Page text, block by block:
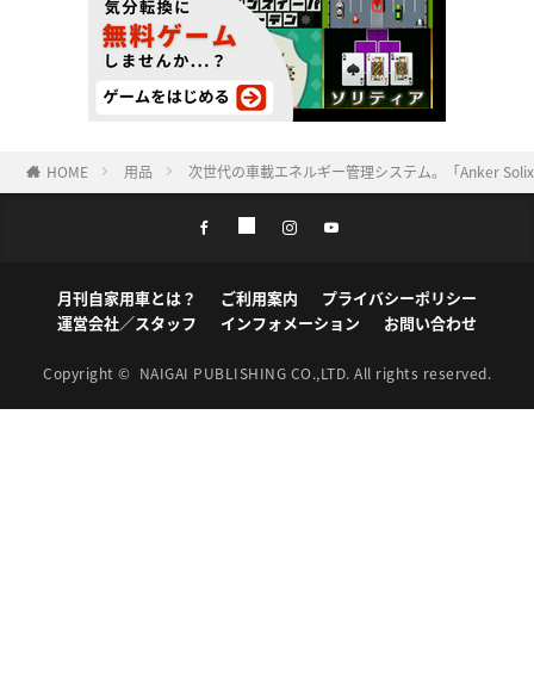
HOME 用品 次世代の車載エネルギー管理システム。「Anker
月刊自家用車とは？ ご利用案内
プライバシーポリシー
運営会社／スタッフ
インフォメーション お問い合わせ
Copyright © NAIGAI PUBLISHING CO.,LTD. All rights reserved.